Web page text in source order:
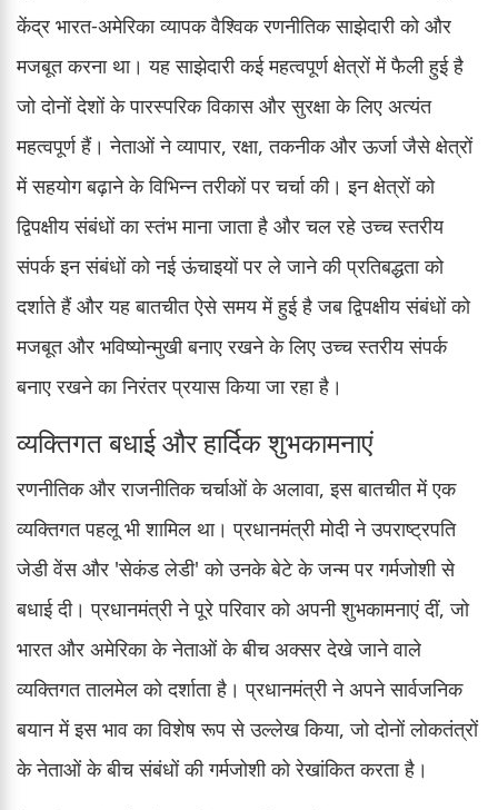
केंद्र भारत-अमेरिका व्यापक वैश्विक रणनीतिक साझेदारी को और
मजबूत करना था। यह साझेदारी कई महत्वपूर्ण क्षेत्रों में फैली हुई है
जो दोनों देशों के पारस्परिक विकास और सुरक्षा के लिए अत्यंत
महत्वपूर्ण हैं। नेताओं ने व्यापार, रक्षा, तकनीक और ऊर्जा जैसे क्षेत्रों
में सहयोग बढ़ाने के विभिन्न तरीकों पर चर्चा की। इन क्षेत्रों को
द्विपक्षीय संबंधों का स्तंभ माना जाता है और चल रहे उच्च स्तरीय
संपर्क इन संबंधों को नई ऊंचाइयों पर ले जाने की प्रतिबद्धता को
दर्शाते हैं और यह बातचीत ऐसे समय में हुई है जब द्विपक्षीय संबंधों को
मजबूत और भविष्योन्मुखी बनाए रखने के लिए उच्च स्तरीय संपर्क
बनाए रखने का निरंतर प्रयास किया जा रहा है।
व्यक्तिगत बधाई और हार्दिक शुभकामनाएं
रणनीतिक और राजनीतिक चर्चाओं के अलावा, इस बातचीत में एक
व्यक्तिगत पहलू भी शामिल था। प्रधानमंत्री मोदी ने उपराष्ट्रपति
जेडी वेंस और 'सेकंड लेडी' को उनके बेटे के जन्म पर गर्मजोशी से
बधाई दी। प्रधानमंत्री ने पूरे परिवार को अपनी शुभकामनाएं दीं, जो
भारत और अमेरिका के नेताओं के बीच अक्सर देखे जाने वाले
व्यक्तिगत तालमेल को दर्शाता है। प्रधानमंत्री ने अपने सार्वजनिक
बयान में इस भाव का विशेष रूप से उल्लेख किया, जो दोनों लोकतंत्रों
के नेताओं के बीच संबंधों की गर्मजोशी को रेखांकित करता है।